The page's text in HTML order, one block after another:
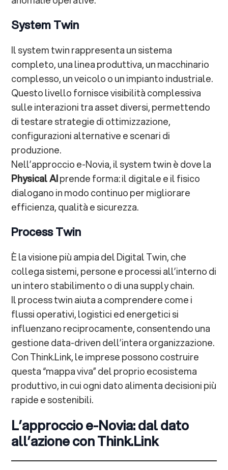
System Twin
Il system twin rappresenta un sistema
completo, una linea produttiva, un macchinario
complesso, un veicolo o un impianto industriale.
Questo livello fornisce visibilità complessiva
sulle interazioni tra asset diversi, permettendo
di testare strategie di ottimizzazione,
configurazioni alternative e scenari di
produzione.
Nell’approccio e-Novia, il system twin è dove la
Physical AIprende forma: il digitale e il fisico
dialogano in modo continuo per migliorare
efficienza, qualità e sicurezza.
Process Twin
È la visione più ampia del Digital Twin, che
collega sistemi, persone e processi all’interno di
un intero stabilimento o di una supply chain.
Il process twin aiuta a comprendere come i
flussi operativi, logistici ed energetici si
influenzano reciprocamente, consentendo una
gestione data-driven dell’intera organizzazione.
Con Think.Link, le imprese possono costruire
questa “mappa viva” del proprio ecosistema
produttivo, in cui ogni dato alimenta decisioni più
rapide e sostenibili.
L’approccio e-Novia: dal dato
all’azione con Think.Link